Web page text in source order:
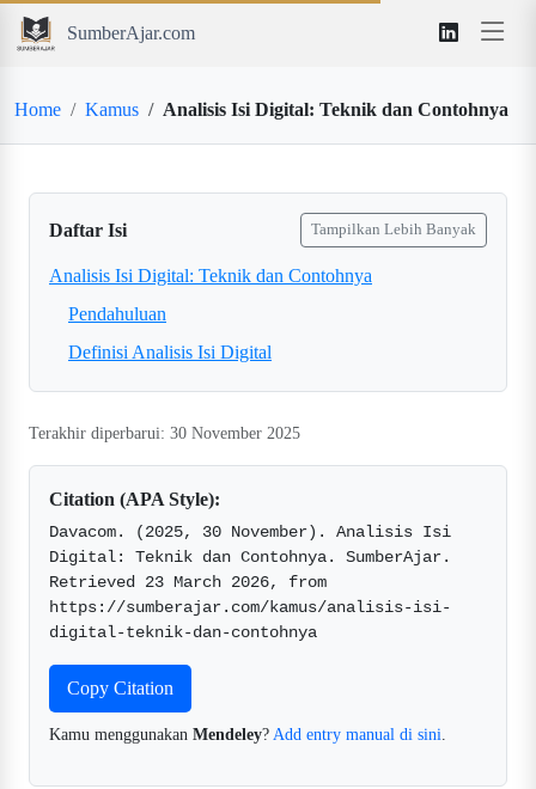
SumberAjar.com
Home Kamus Analisis Isi Digital: Teknik dan Contohnya
Daftar Isi Tampilkan Lebih Banyak
Analisis Isi Digital: Teknik dan Contohnya
Pendahuluan
Definisi Analisis Isi Digital
Terakhir diperbarui: 30 November 2025
Citation (APA Style):
Davacom. (2025, 30 November). Analisis Isi
Digital: Teknik dan Contohnya. SumberAjar.
Retrieved 23 March 2026, from
https://sumberajar.com/kamus/analisis-isi-
digital-teknik-dan-contohnya
Copy Citation
Kamu menggunakan Mendeley? Add entry manual di sini.